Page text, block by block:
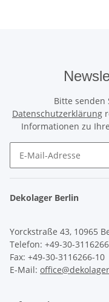
Bitte senden
Datenschutzerklärung
Informationen zu
Dekolager Berlin
Yorckstraße 43, 10965
Telefon: +49-30-
Fax: +49-30-3116266-10
E-Mail: